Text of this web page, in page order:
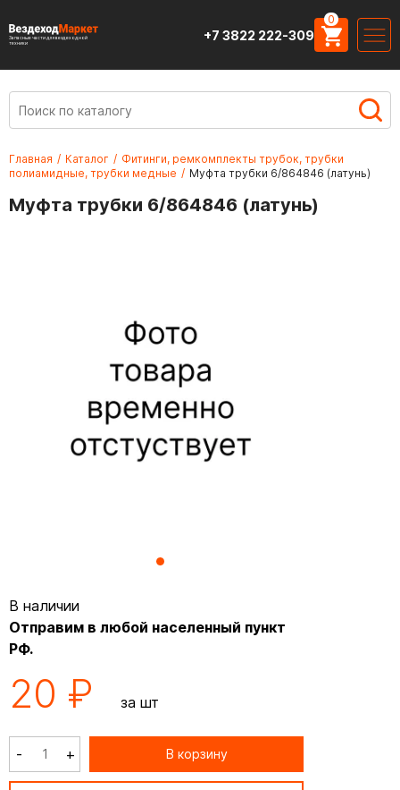
Запасные части для вездеходной
техники
+7 3822 222-309
0
Главная / Каталог / Фитинги, ремкомплекты трубок, трубки
полиамидные, трубки медные / Муфта трубки 6/864846 (латунь)
Муфта трубки 6/864846 (латунь)
В наличии
Отправим в любой населенный пункт
РФ.
20 ₽ за шт
- + В корзину